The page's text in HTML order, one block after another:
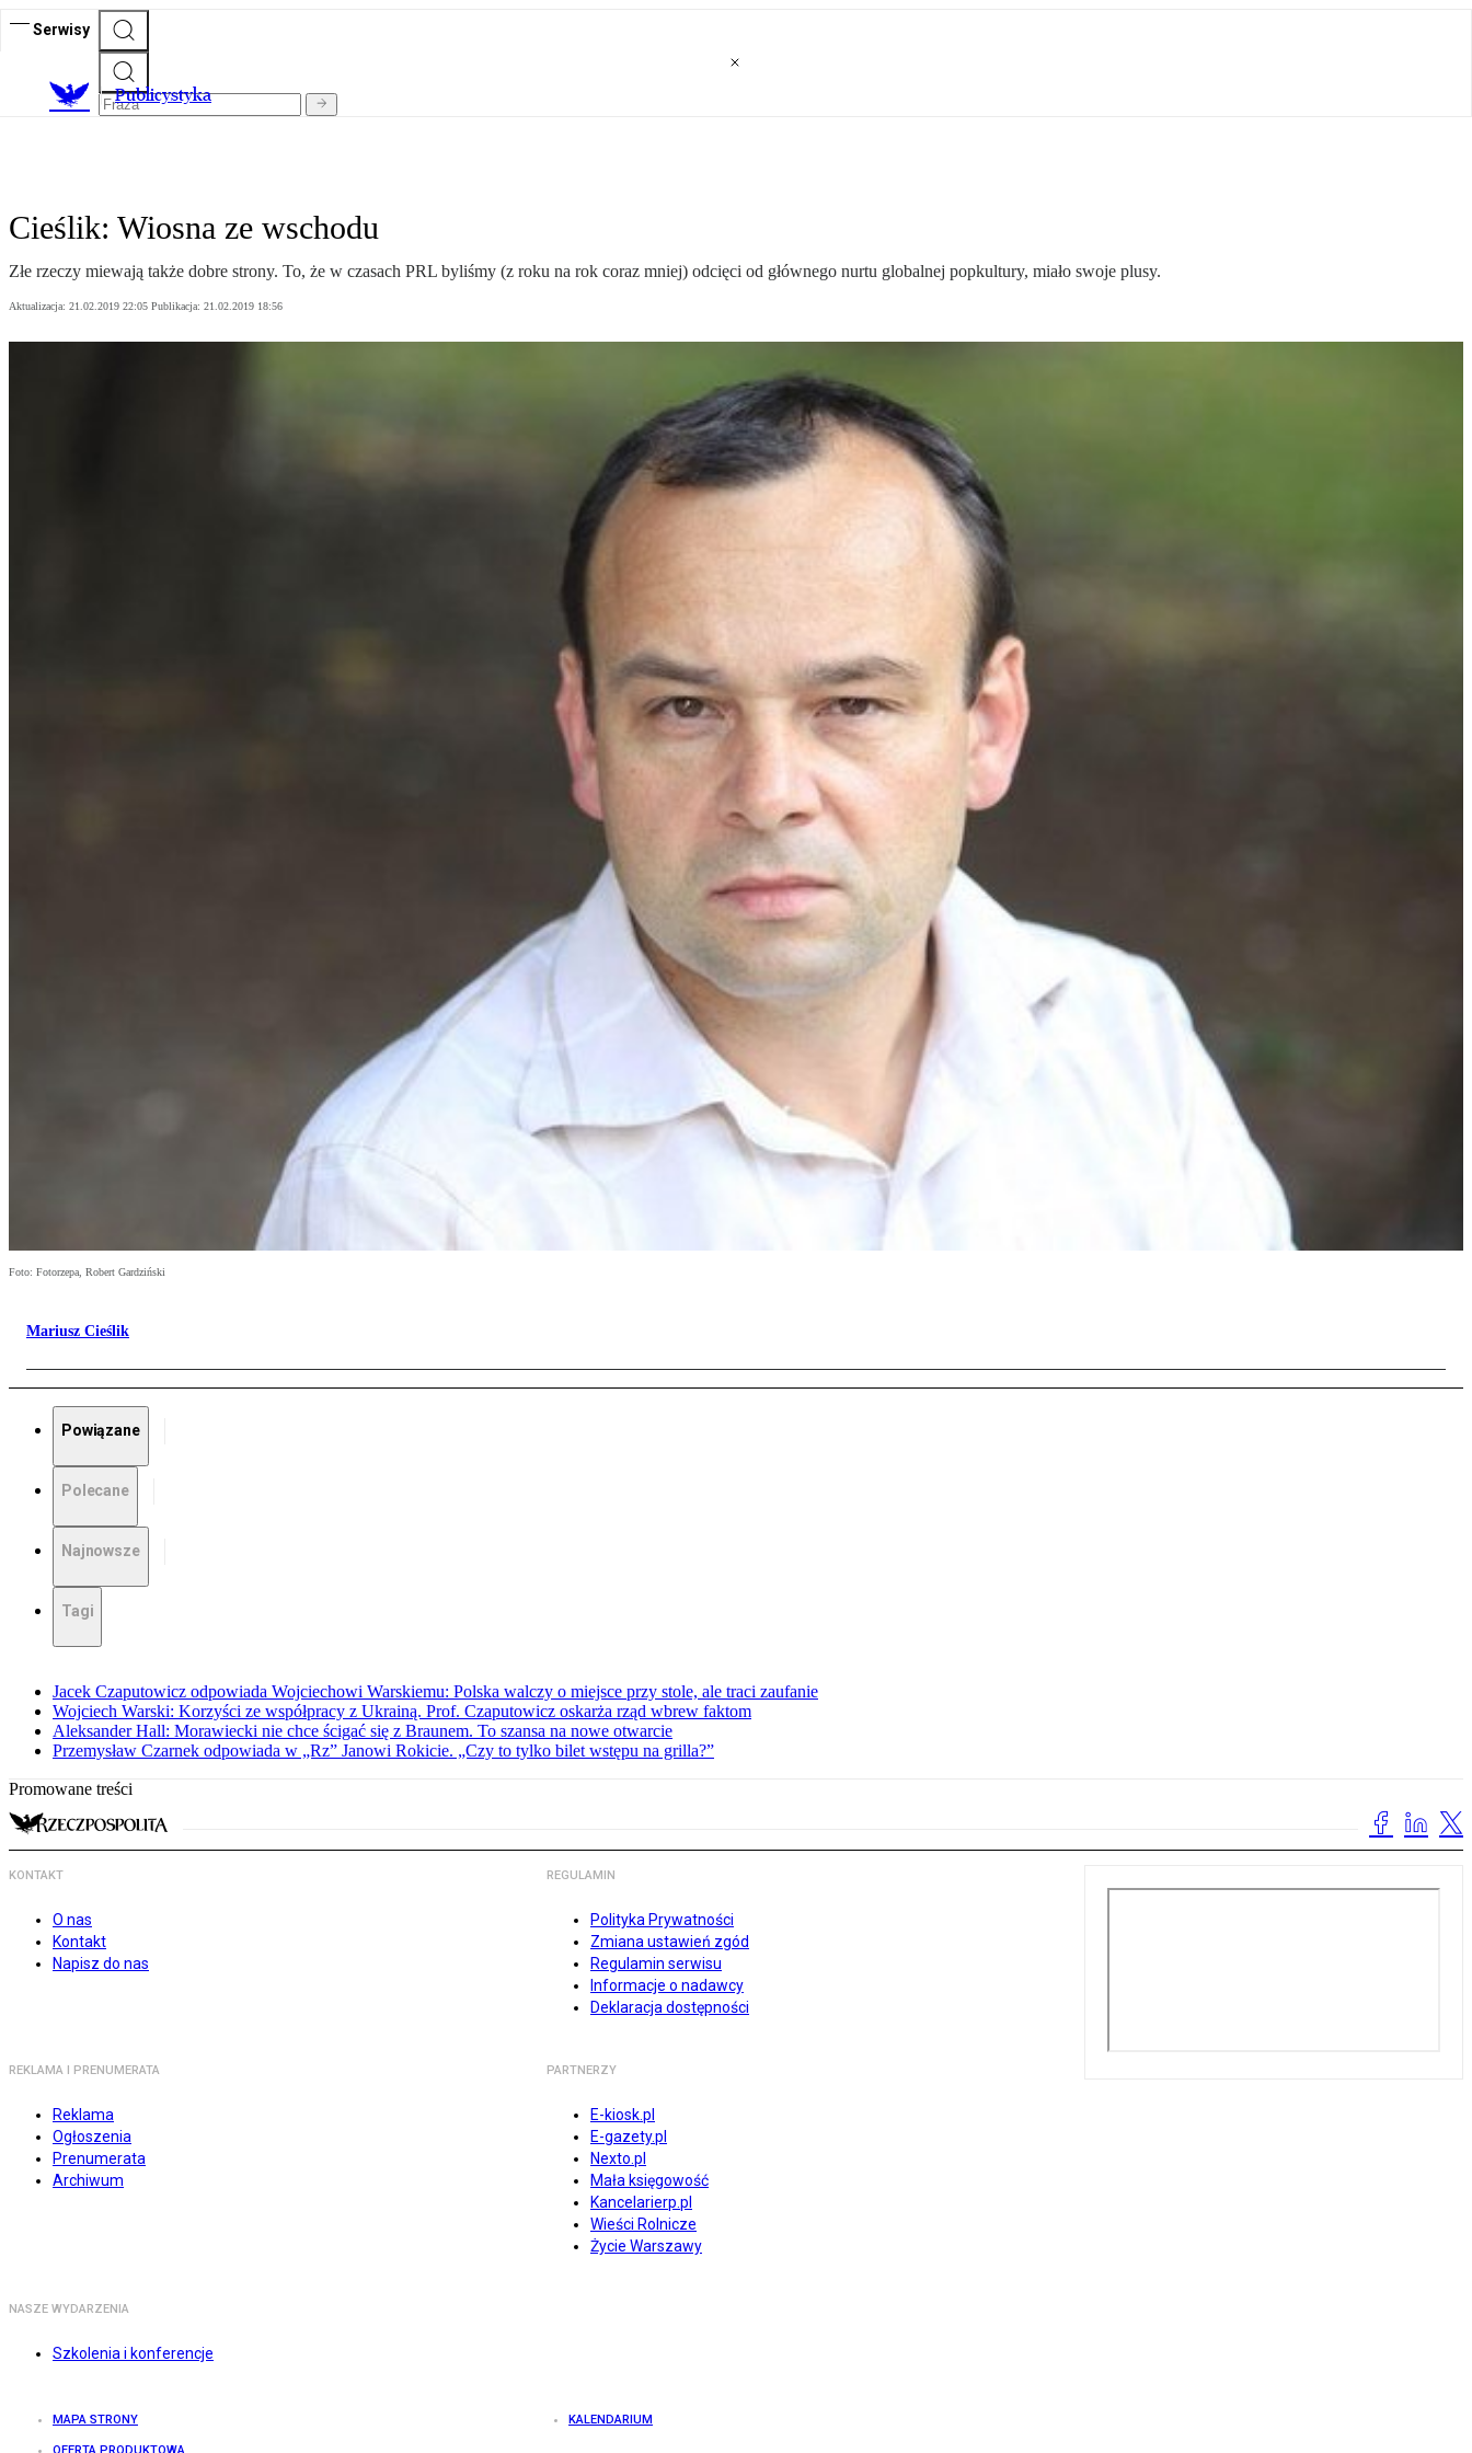
Serwisy
Publicystyka
Cieślik: Wiosna ze wschodu
Złe rzeczy miewają także dobre strony. To, że w czasach PRL byliśmy (z roku na rok coraz mniej) odcięci od głównego nurtu globalnej popkultury, miało swoje plusy.
Aktualizacja: 21.02.2019 22:05 Publikacja: 21.02.2019 18:56
Foto: Fotorzepa, Robert Gardziński
Mariusz Cieślik
Powiązane
Polecane
Najnowsze
Tagi
Jacek Czaputowicz odpowiada Wojciechowi Warskiemu: Polska walczy o miejsce przy stole, ale traci zaufanie
Wojciech Warski: Korzyści ze współpracy z Ukrainą. Prof. Czaputowicz oskarża rząd wbrew faktom
Aleksander Hall: Morawiecki nie chce ścigać się z Braunem. To szansa na nowe otwarcie
Przemysław Czarnek odpowiada w „Rz” Janowi Rokicie. „Czy to tylko bilet wstępu na grilla?”
Promowane treści
KONTAKT
O nas
Kontakt
Napisz do nas
REGULAMIN
Polityka Prywatności
Zmiana ustawień zgód
Regulamin serwisu
Informacje o nadawcy
Deklaracja dostępności
REKLAMA I PRENUMERATA
Reklama
Ogłoszenia
Prenumerata
Archiwum
PARTNERZY
E-kiosk.pl
E-gazety.pl
Nexto.pl
Mała księgowość
Kancelarierp.pl
Wieści Rolnicze
Życie Warszawy
NASZE WYDARZENIA
Szkolenia i konferencje
MAPA STRONY KALENDARIUM